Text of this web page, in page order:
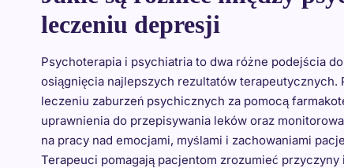
leczeniu depresji
Psychoterapia i psychiatria to dwa różne podejścia
osiągnięcia najlepszych rezultatów terapeutycznych.
leczeniu zaburzeń psychicznych za pomocą
uprawnienia do przepisywania leków oraz
na pracy nad emocjami, myślami i zachowaniami
Terapeuci pomagają pacjentom zrozumieć